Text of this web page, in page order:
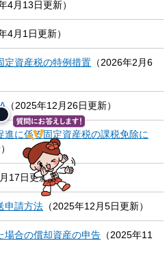
4月13日更新）
4月1日更新）
定資産税の特例措置 （2026年2月6
（2025年12月26日更新）
に係る固定資産税の課税免除に
17日更新）
申請方法 （2025年12月5日更新）
場合の償却資産の申告 （2025年11